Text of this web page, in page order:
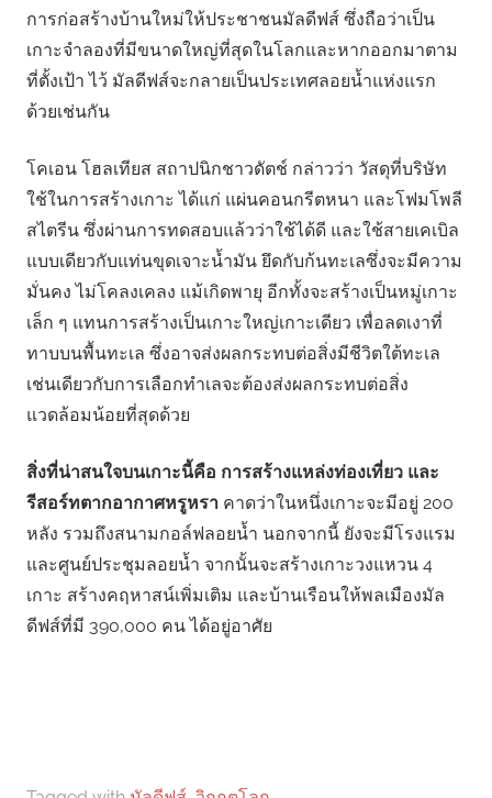
การก่อสร้างบ้านใหม่ให้ประชาชนมัลดีฟส์ ซึ่งถือว่าเป็น
เกาะจำลองที่มีขนาดใหญ่ที่สุดในโลกและหากออกมาตาม
ที่ตั้งเป้า ไว้ มัลดีฟส์จะกลายเป็นประเทศลอยน้ำแห่งแรก
ด้วยเช่นกัน
โคเอน โฮลเทียส สถาปนิกชาวดัตช์ กล่าวว่า วัสดุที่บริษัท
ใช้ในการสร้างเกาะ ได้แก่ แผ่นคอนกรีตหนา และโฟมโพลี
สไตรีน ซึ่งผ่านการทดสอบแล้วว่าใช้ได้ดี และใช้สายเคเบิล
แบบเดียวกับแท่นขุดเจาะน้ำมัน ยึดกับก้นทะเลซึ่งจะมีความ
มั่นคง ไม่โคลงเคลง แม้เกิดพายุ อีกทั้งจะสร้างเป็นหมู่เกาะ
เล็ก ๆ แทนการสร้างเป็นเกาะใหญ่เกาะเดียว เพื่อลดเงาที่
ทาบบนพื้นทะเล ซึ่งอาจส่งผลกระทบต่อสิ่งมีชีวิตใต้ทะเล
เช่นเดียวกับการเลือกทำเลจะต้องส่งผลกระทบต่อสิ่ง
แวดล้อมน้อยที่สุดด้วย
สิ่งที่น่าสนใจบนเกาะนี้คือ การสร้างแหล่งท่องเที่ยว และ
รีสอร์ทตากอากาศหรูหรา คาดว่าในหนึ่งเกาะจะมีอยู่ 200
หลัง รวมถึงสนามกอล์ฟลอยน้ำ นอกจากนี้ ยังจะมีโรงแรม
และศูนย์ประชุมลอยน้ำ จากนั้นจะสร้างเกาะวงแหวน 4
เกาะ สร้างคฤหาสน์เพิ่มเติม และบ้านเรือนให้พลเมืองมัล
ดีฟส์ที่มี 390,000 คน ได้อยู่อาศัย